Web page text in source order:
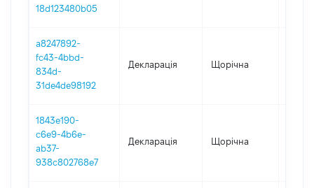
18d123480b05
a8247892-
fc43-4bbd-
834d-
31de4de98192
Декларація Щорічна
1843e190-
c6e9-4b6e-
ab37-
938c802768e7
Декларація Щорічна